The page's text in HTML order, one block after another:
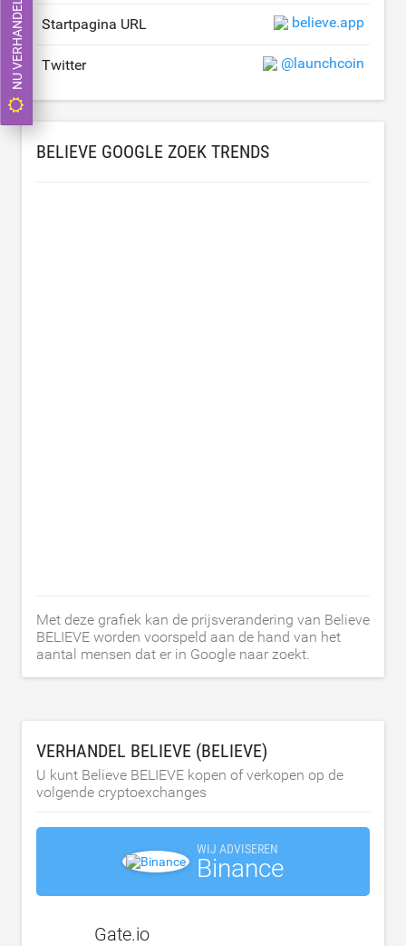
Startpagina URL believe.app
Twitter @launchcoin
BELIEVE GOOGLE ZOEK TRENDS
Met deze grafiek kan de prijsverandering van Believe
BELIEVE worden voorspeld aan de hand van het
aantal mensen dat er in Google naar zoekt.
VERHANDEL BELIEVE (BELIEVE)
U kunt Believe BELIEVE kopen of verkopen op de
volgende cryptoexchanges
WIJ ADVISEREN
Binance
Gate.io
NU VERHANDELEN